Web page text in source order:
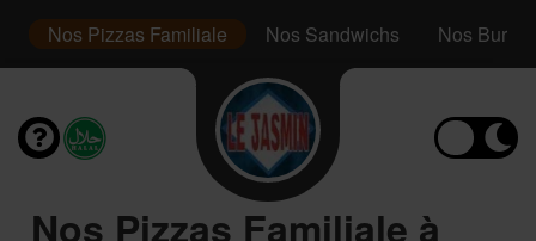
Nos Pizzas Familiale Nos Sandwichs Nos
Nos Pizzas Familiale à